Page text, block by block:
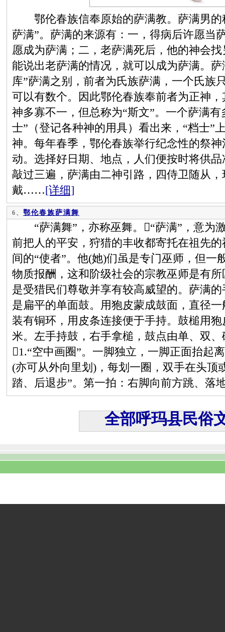
鄂伦春族信奉原始的萨满教。萨满男的
萨满”。萨满的来源有：一，得病后许愿当
愿成为萨满；二，老萨满死后，他的神会
能说出老萨满的情况，就可以成为萨满。
库”萨满之别，前者为氏族萨满，一个氏族
可以有数个。因此鄂伦春族奉前者为正神
神多寡不一，但总称为“斯文”。一个萨满
士”（登记各种神的用具）看出来，“档士”
神。每年春季，鄂伦春族举行纪念性的祭
动。选择好日期、地点，人们便按时将供
敲过三遍，萨满由二神引路，四侍卫随从
戴……[详细]
6、 鄂伦春族萨满舞
“萨满舞”，亦称巫舞。“萨满”，意为
前把人的平安，狩猎的丰收都寄托在祖先
间的“使者”。他(她)们虽是专门巫师，但一
物质报酬，这和阶级社会的宗教巫师是有
是受猎民们尊敬并享有较高威望的。萨满
是扁平的单面鼓。用狍皮蒙成鼓面，直径
装有铜环，用皮条连接便于手持。鼓槌用
米。左手持鼓，右手拿槌，鼓点由单、双
1.“空中画圈”。一脚独立，一脚正面抬起
(亦可从外向里划)，每划一圈，双手在头顶
踏、后退步”。第一拍：右脚向前方跳、
全部呼玛县民俗